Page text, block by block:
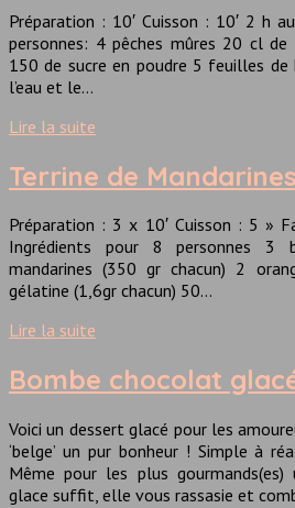
Préparation : 10′ Cuisson : 10′ 2 h
personnes: 4 pêches mûres 20 cl de
150 de sucre en poudre 5 feuilles de
l’eau et le…
Lire la suite
Terrine de Mandarines
Préparation : 3 x 10′ Cuisson : 5 »
Ingrédients pour 8 personnes 3
mandarines (350 gr chacun) 2
gélatine (1,6gr chacun) 50…
Lire la suite
Bombe chocolat
Voici un dessert glacé pour les
‘belge’ un pur bonheur ! Simple à
Même pour les plus
glace suffit, elle vous rassasie et